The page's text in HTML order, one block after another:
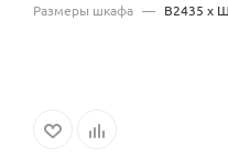
Размеры шкафа — В2435 x